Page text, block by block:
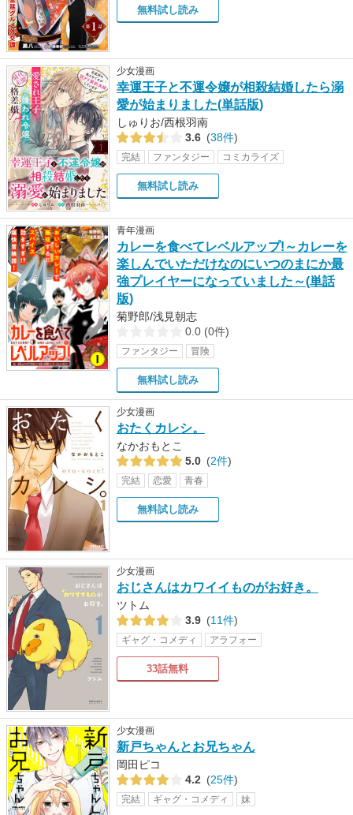
無料試し読み
少女漫画
幸運王子と不運令嬢が相殺結婚したら溺
愛が始まりました(単話版)
しゅりお/西根羽南
3.6 (38件)
完結 ファンタジー コミカライズ
無料試し読み
青年漫画
カレーを食べてレベルアップ!～カレーを
楽しんでいただけなのにいつのまにか最
強プレイヤーになっていました～(単話
版)
菊野郎/浅見朝志
0.0 (0件)
ファンタジー 冒険
無料試し読み
少女漫画
おたくカレシ。
なかおもとこ
5.0 (2件)
完結 恋愛 青春
無料試し読み
少女漫画
おじさんはカワイイものがお好き。
ツトム
3.9 (11件)
ギャグ・コメディ アラフォー
33話無料
少女漫画
新戸ちゃんとお兄ちゃん
岡田ピコ
4.2 (25件)
完結 ギャグ・コメディ 妹